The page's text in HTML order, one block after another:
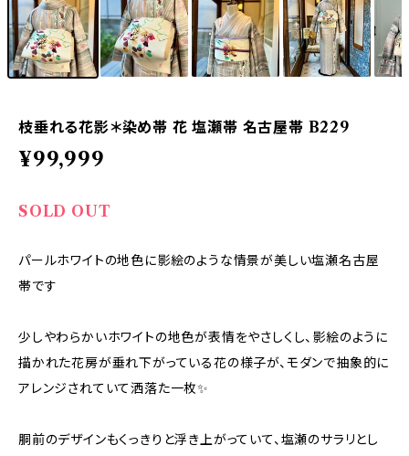
枝垂れる花影＊染め帯 花 塩瀬帯 名古屋帯 B229
¥99,999
SOLD OUT
パールホワイトの地色に影絵のような情景が美しい塩瀬名古屋
帯です
少しやわらかいホワイトの地色が表情をやさしくし、影絵のように
描かれた花房が垂れ下がっている花の様子が、モダンで抽象的に
アレンジされていて洒落た一枚✨
胴前のデザインもくっきりと浮き上がっていて、塩瀬のサラリとし